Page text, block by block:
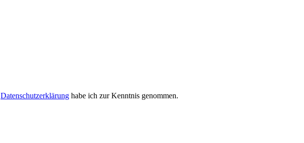
Datenschutzerklärung habe ich zur Kenntnis genommen.